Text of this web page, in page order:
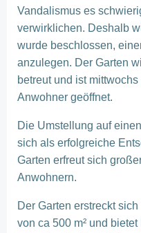
Vandalismus es
verwirklichen. Deshalb
wurde beschlossen,
anzulegen. Der Garten
betreut und ist
Anwohner geöffnet.
Die Umstellung auf
sich als erfolgreiche
Garten erfreut sich
Anwohnern.
Der Garten erstreckt
von ca 500 m² und